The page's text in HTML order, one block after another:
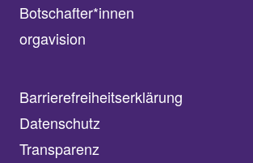
Botschafter*innen
orgavision
Barrierefreiheitserklärung
Datenschutz
Transparenz